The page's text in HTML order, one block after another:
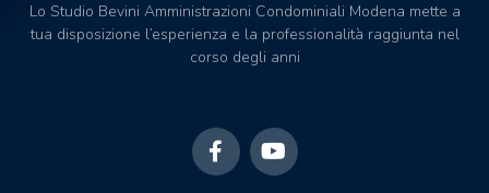
Lo Studio Bevini Amministrazioni Condominiali Modena mette a
tua disposizione l’esperienza e la professionalità raggiunta nel
corso degli anni